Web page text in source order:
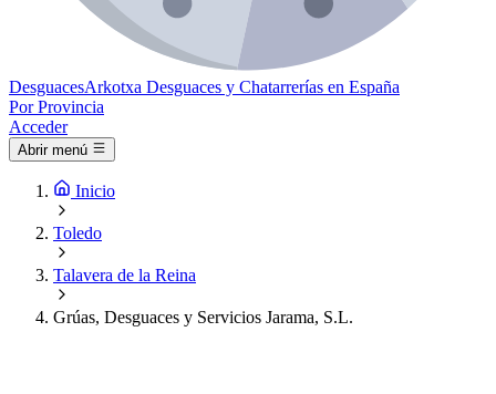
DesguacesArkotxa Desguaces y Chatarrerías en España
Por Provincia
Acceder
Abrir menú
Inicio
Toledo
Talavera de la Reina
Grúas, Desguaces y Servicios Jarama, S.L.